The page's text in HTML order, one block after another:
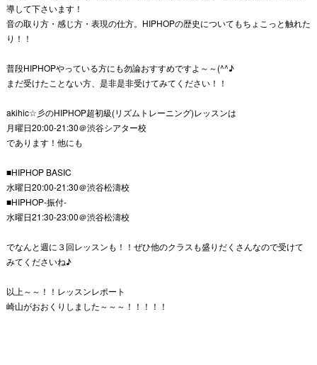
導して下さいます！
音の取り方・感じ方・表現の仕方。HIPHOPの歴史についてもちょこっと触れた
り！！
普段HIPHOPやっている方にも勿論おすすめですよ～～(^^♪
まだ受けたことない方、是非是非受けてみてください！！
akihic☆彡のHIPHOP超初級(リズムトレーニング)レッスンは
月曜日20:00-21:30＠渋谷シアター校
であります！他にも
■HIPHOP BASIC
水曜日20:00-21:30＠渋谷松濤校
■HIPHOP-振付-
水曜日21:30-23:00＠渋谷松濤校
でなんと週に３回レッスンも！！ぜひ他のクラスも盛りだくさんなので受けて
みてくださいね♪
以上～～！！レッスンレポート
崎山がおおくりしました～～～！！！！！